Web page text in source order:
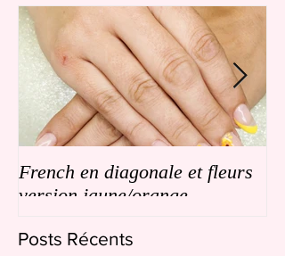
French en diagonale et fleurs
version jaune/orange
Posts Récents